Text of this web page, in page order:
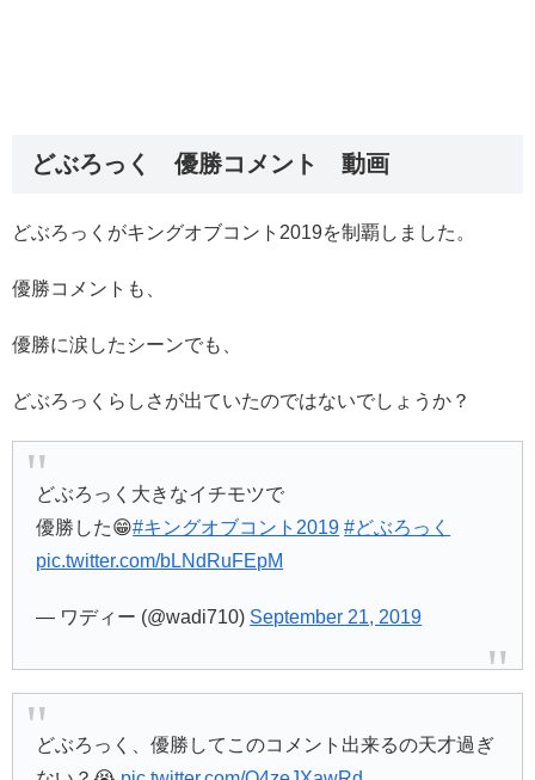
どぶろっく 優勝コメント 動画
どぶろっくがキングオブコント2019を制覇しました。
優勝コメントも、
優勝に涙したシーンでも、
どぶろっくらしさが出ていたのではないでしょうか？
どぶろっく大きなイチモツで
優勝した😁#キングオブコント2019 #どぶろっく
pic.twitter.com/bLNdRuFEpM
— ワディー (@wadi710) September 21, 2019
どぶろっく、優勝してこのコメント出来るの天才過ぎ